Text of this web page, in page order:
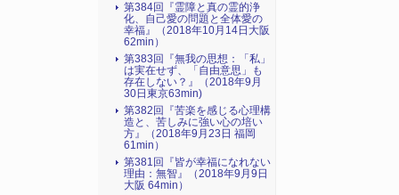
第384回『霊障と真の霊的浄
化、自己愛の問題と全体愛の
幸福』（2018年10月14日大阪
62min）
第383回『無我の思想：「私」
は実在せず、「自由意思」も
存在しない？』（2018年9月
30日東京63min)
第382回『苦楽を感じる心理構
造と、苦しみに強い心の培い
方』（2018年9月23日 福岡
61min）
第381回『皆が幸福になれない
理由：無智』（2018年9月9日
大阪 64min）